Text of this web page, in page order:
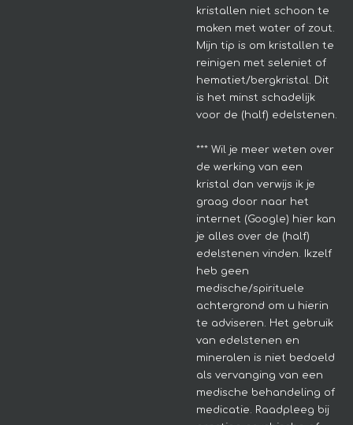
kristallen niet schoon te
maken met water of zout.
Mijn tip is om kristallen te
reinigen met seleniet of
hematiet/bergkristal. Dit
is het minst schadelijk
voor de (half) edelstenen.
*** Wil je meer weten over
de werking van een
kristal dan verwijs ik je
graag door naar het
internet (Google) hier kan
je alles over de (half)
edelstenen vinden. Ikzelf
heb geen
medische/spirituele
achtergrond om u hierin
te adviseren.
Het gebruik
van edelstenen en
mineralen is niet bedoeld
als vervanging van een
medische behandeling of
medicatie. Raadpleeg bij